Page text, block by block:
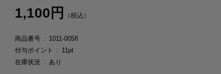
1,100円 （税込）
商品番号
1011-0058
付与ポイント
11pt
在庫状況
あり